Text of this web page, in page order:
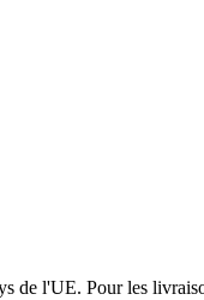
l'UE. Pour les